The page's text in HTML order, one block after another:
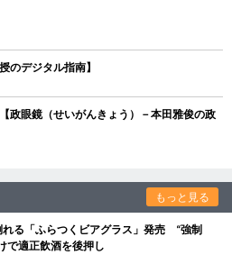
デジタル指南】
政眼鏡（せいがんきょう）－本田雅俊の政
もっと見る
れる「ふらつくビアグラス」発売 “強制
で適正飲酒を後押し